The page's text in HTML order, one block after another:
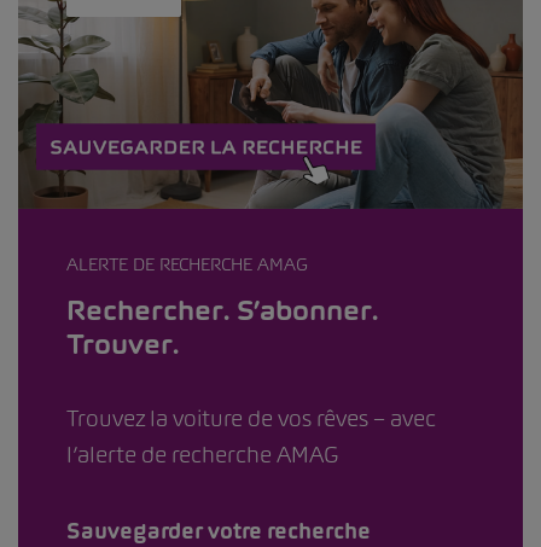
ALERTE DE RECHERCHE AMAG
Rechercher. S’abonner.
Trouver.
Trouvez la voiture de vos rêves – avec
l’alerte de recherche AMAG
Sauvegarder votre recherche